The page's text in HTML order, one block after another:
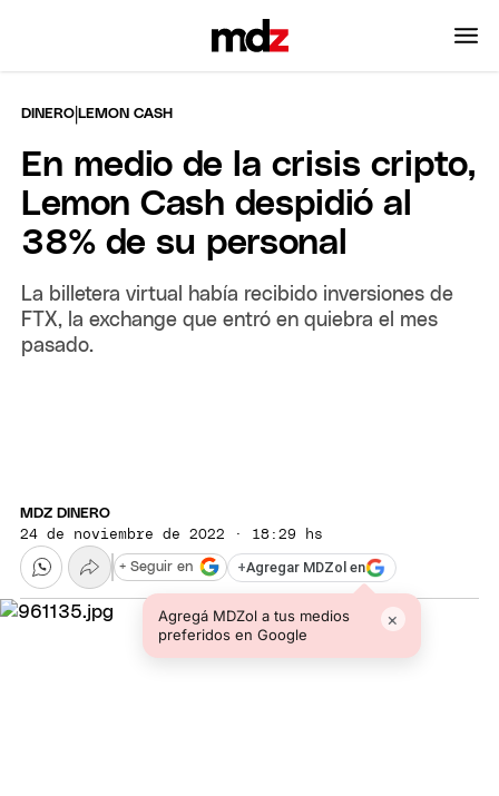
DINERO |LEMON CASH
En medio de la crisis cripto,
Lemon Cash despidió al
38% de su personal
La billetera virtual había recibido inversiones de
FTX, la exchange que entró en quiebra el mes
pasado.
MDZ DINERO
24 de noviembre de 2022 · 18:29 hs
+Agregar MDZol en
Agregá MDZol a tus medios
preferidos en Google
×
+ Seguir en